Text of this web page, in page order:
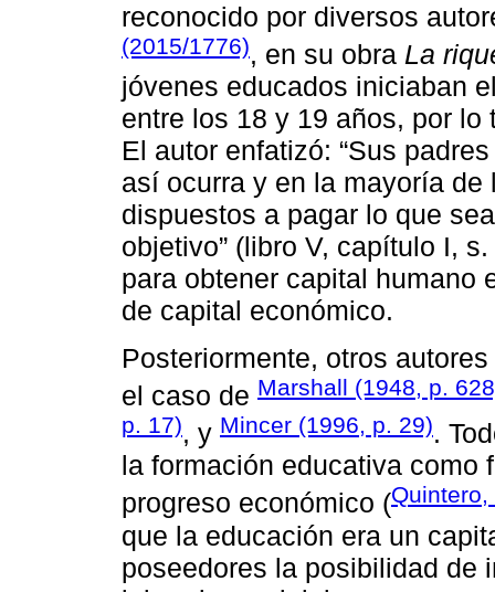
reconocido por diversos
(2015/1776), en su obra La
jóvenes educados iniciaban
entre los 18 y 19 años, por
El autor enfatizó: “Sus
así ocurra y en la mayoría
dispuestos a pagar lo que
objetivo” (libro V, capítulo I,
para obtener capital humano
de capital económico.
Posteriormente, otros
el caso de Marshall (1948, p.
p. 17), y Mincer (1996, p. 29).
la formación educativa como
progreso económico (
que la educación era un
poseedores la posibilidad de